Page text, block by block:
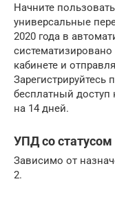
Начните
универсальные
2020 года в
кабинете и
Зарегистрируйтесь
бесплатный
на 14 дней.
УПД со статусом
Зависимо от
2.